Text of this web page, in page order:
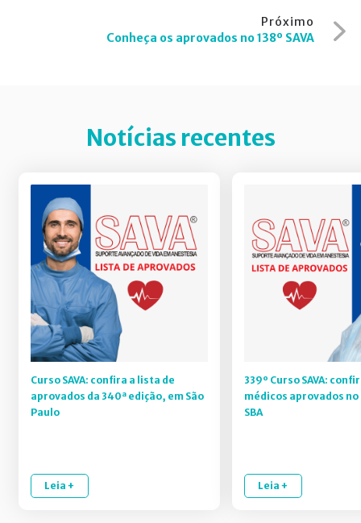
Próximo
Conheça os aprovados no 138º SAVA
Notícias recentes
Curso SAVA: confira a lista de
aprovados da 340ª edição, em São
Paulo
Leia +
339º Curso SAVA:
médicos aprovados
SBA
Leia +